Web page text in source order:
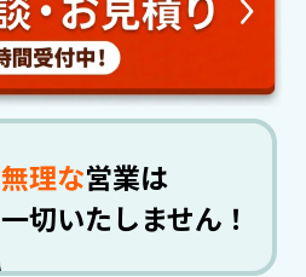
無理な営業は
一切いたしません！